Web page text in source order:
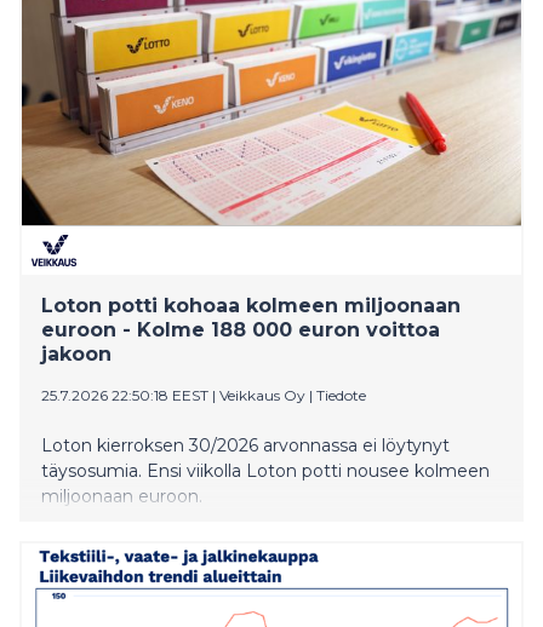
Loton potti kohoaa kolmeen miljoonaan
euroon - Kolme 188 000 euron voittoa
jakoon
25.7.2026 22:50:18 EEST | Veikkaus Oy | Tiedote
Loton kierroksen 30/2026 arvonnassa ei löytynyt
täysosumia. Ensi viikolla Loton potti nousee kolmeen
miljoonaan euroon.